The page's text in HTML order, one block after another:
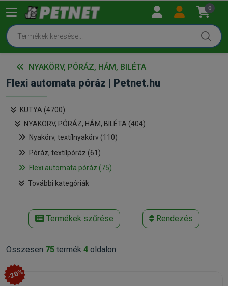
0
NYAKÖRV, PÓRÁZ, HÁM, BILÉTA
Flexi automata póráz | Petnet.hu
KUTYA (4700)
NYAKÖRV, PÓRÁZ, HÁM, BILÉTA (404)
Nyakörv, textílnyakörv (110)
Póráz, textílpóráz (61)
Flexi automata póráz (75)
További kategóriák
Termékek szűrése Rendezés
Összesen 75 termék 4 oldalon
-20%